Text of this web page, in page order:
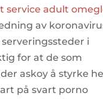
service adult
av
i
for at de som
askoy å styrke
på svart porno